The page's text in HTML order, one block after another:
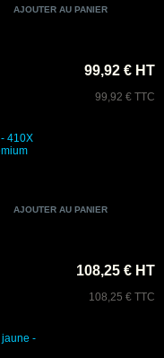
410X
99,92 € HT
99,92 € TTC
-
108,25 € HT
108,25 € TTC